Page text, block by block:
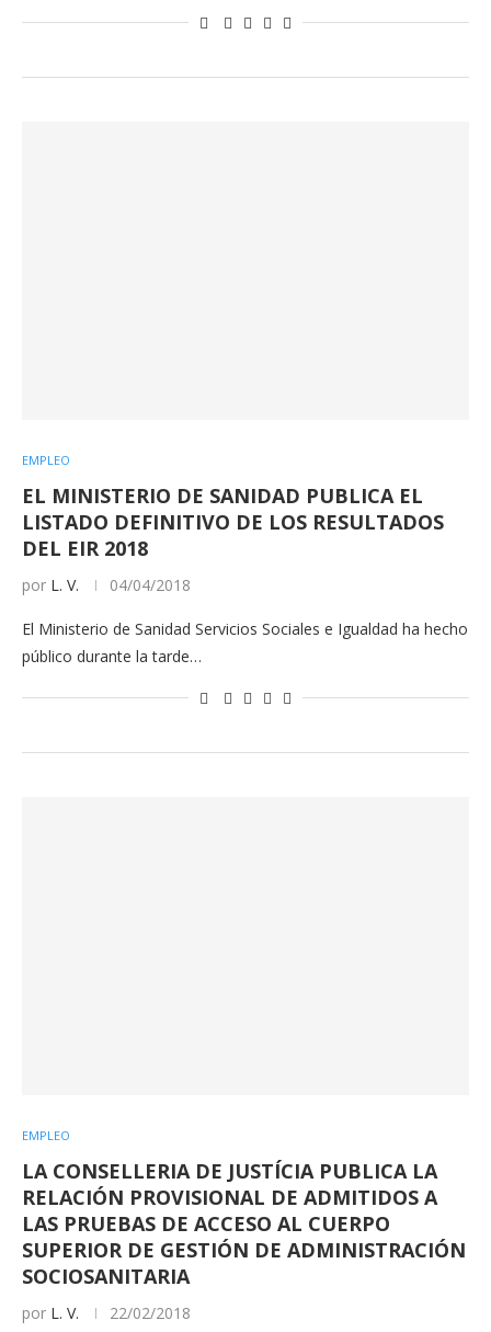
EMPLEO
EL MINISTERIO DE SANIDAD PUBLICA EL
LISTADO DEFINITIVO DE LOS RESULTADOS
DEL EIR 2018
por L. V. 04/04/2018
El Ministerio de Sanidad Servicios Sociales e Igualdad ha hecho
público durante la tarde…
EMPLEO
LA CONSELLERIA DE JUSTÍCIA PUBLICA LA
RELACIÓN PROVISIONAL DE ADMITIDOS A
LAS PRUEBAS DE ACCESO AL CUERPO
SUPERIOR DE GESTIÓN DE ADMINISTRACIÓN
SOCIOSANITARIA
por L. V. 22/02/2018